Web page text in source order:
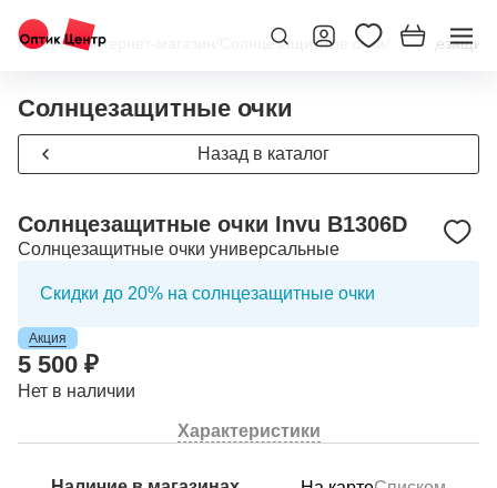
Главная/Интернет-магазин Солнцезащитные очки
Солнцезащитные очки
Назад в каталог
Солнцезащитные очки Invu B1306D
Солнцезащитные очки универсальные
Скидки до 20% на солнцезащитные очки
Акция
5 500 ₽
Нет в наличии
Характеристики